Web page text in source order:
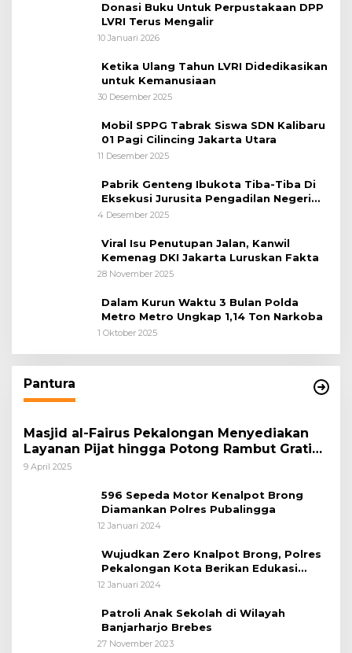
Donasi Buku Untuk Perpustakaan DPP
LVRI Terus Mengalir
10 Januari 2026
Ketika Ulang Tahun LVRI Didedikasikan
untuk Kemanusiaan
30 Desember 2025
Mobil SPPG Tabrak Siswa SDN Kalibaru
01 Pagi Cilincing Jakarta Utara
11 Desember 2025
Pabrik Genteng Ibukota Tiba-Tiba Di
Eksekusi Jurusita Pengadilan Negeri
Tangerang, Diduga Cacat Hukum Sejak
4 Desember 2025
Viral Isu Penutupan Jalan, Kanwil
Kemenag DKI Jakarta Luruskan Fakta
28 November 2025
Dalam Kurun Waktu 3 Bulan Polda
Metro Metro Ungkap 1,14 Ton Narkoba
1 Oktober 2025
Pantura
Masjid al-Fairus Pekalongan Menyediakan
Layanan Pijat hingga Potong Rambut Gratis
bagi Pemudik Lebaran 2025
9 April 2025
596 Sepeda Motor Kenalpot Brong
Diamankan Polres Pubalingga
12 Januari 2024
Wujudkan Zero Knalpot Brong, Polres
Pekalongan Kota Berikan Edukasi
Kepada Pelajar
12 Januari 2024
Patroli Anak Sekolah di Wilayah
Banjarharjo Brebes
27 November 2023